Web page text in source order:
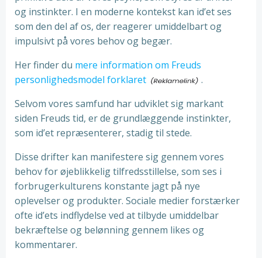
og instinkter. I en moderne kontekst kan id’et ses
som den del af os, der reagerer umiddelbart og
impulsivt på vores behov og begær.
Her finder du mere information om Freuds
personlighedsmodel forklaret
.
Selvom vores samfund har udviklet sig markant
siden Freuds tid, er de grundlæggende instinkter,
som id’et repræsenterer, stadig til stede.
Disse drifter kan manifestere sig gennem vores
behov for øjeblikkelig tilfredsstillelse, som ses i
forbrugerkulturens konstante jagt på nye
oplevelser og produkter. Sociale medier forstærker
ofte id’ets indflydelse ved at tilbyde umiddelbar
bekræftelse og belønning gennem likes og
kommentarer.